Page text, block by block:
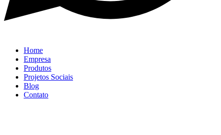
Home
Empresa
Produtos
Projetos Sociais
Blog
Contato